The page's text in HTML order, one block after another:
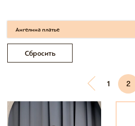
Ангелина платье
Сбросить
1 2